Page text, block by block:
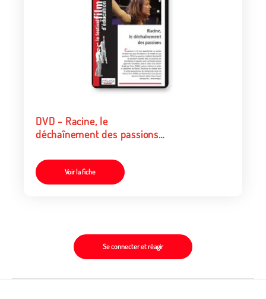
DVD - Racine, le
déchaînement des passions
Voir la fiche
Se connecter et réagir